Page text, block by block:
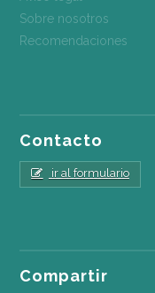
Sobre nosotros
Recomendaciones
Contacto
ir al formulario
Compartir